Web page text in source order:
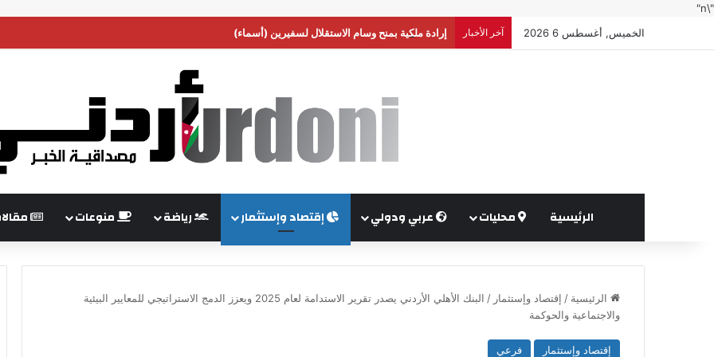
"\n"
الخميس, أغسطس 6 2026
آخر الأخبار إرادة ملكية بمنح وسام الاستقلال لسفيرين (أسماء)
الرئيسية محليات عربي ودولي إقتصاد وإستثمار رياضة منوعات
الرئيسية / إقتصاد وإستثمار /
البنك الأهلي الأردني يصدر تقرير الاستدامة لعام 2025 ويعزز الدمج الاستراتيجي للمعايير البيئية
والاجتماعية والحوكمة
إقتصاد وإستثمار فرعي